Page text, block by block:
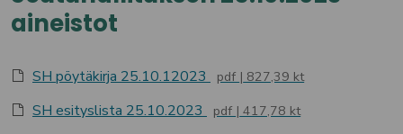
aineistot
SH pöytäkirja 25.10.12023 pdf 827,39 kt
SH esityslista 25.10.2023 pdf 417,78 kt